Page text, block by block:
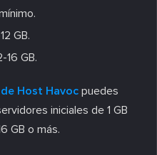
GB.
16 GB.
Host Havoc puedes
iniciales de 1 GB
GB o más.